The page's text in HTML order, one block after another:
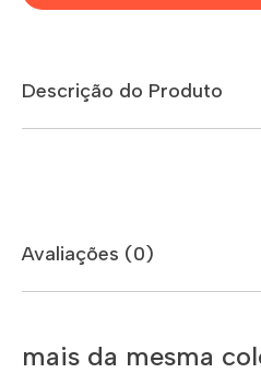
Descrição do Produto
Avaliações (0)
mais da mesma